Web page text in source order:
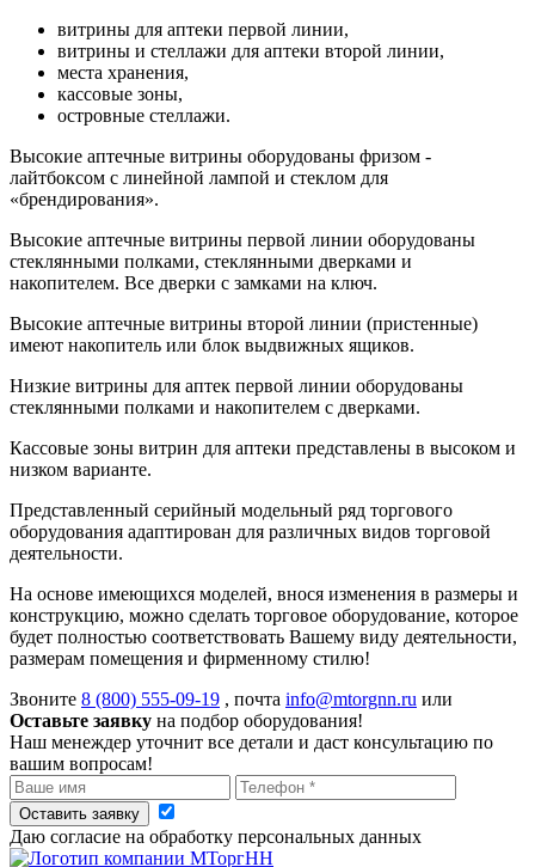
витрины для аптеки первой линии,
витрины и стеллажи для аптеки второй линии,
места хранения,
кассовые зоны,
островные стеллажи.
Высокие аптечные витрины оборудованы фризом -
лайтбоксом с линейной лампой и стеклом для
«брендирования».
Высокие аптечные витрины первой линии оборудованы
стеклянными полками, стеклянными дверками и
накопителем. Все дверки с замками на ключ.
Высокие аптечные витрины второй линии (пристенные)
имеют накопитель или блок выдвижных ящиков.
Низкие витрины для аптек первой линии оборудованы
стеклянными полками и накопителем с дверками.
Кассовые зоны витрин для аптеки представлены в высоком и
низком варианте.
Представленный серийный модельный ряд торгового
оборудования адаптирован для различных видов торговой
деятельности.
На основе имеющихся моделей, внося изменения в размеры и
конструкцию, можно сделать торговое оборудование, которое
будет полностью соответствовать Вашему виду деятельности,
размерам помещения и фирменному стилю!
Звоните 8 (800) 555-09-19 , почта info@mtorgnn.ru или
Оставьте заявку на подбор оборудования!
Наш менеждер уточнит все детали и даст консультацию по
вашим вопросам!
Оставить заявку
Даю согласие на обработку персональных данных